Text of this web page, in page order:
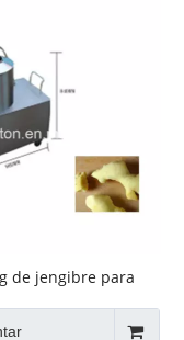
de jengibre para